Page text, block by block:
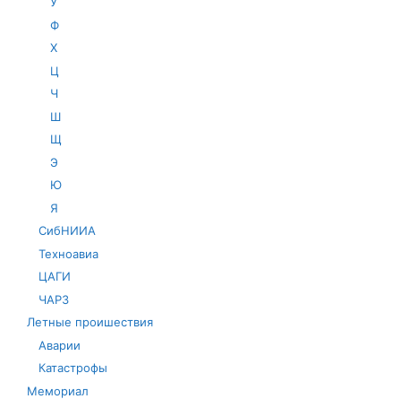
Ф
Х
Ц
Ч
Ш
Щ
Э
Ю
Я
СибНИИА
Техноавиа
ЦАГИ
ЧАРЗ
Летные проишествия
Аварии
Катастрофы
Мемориал